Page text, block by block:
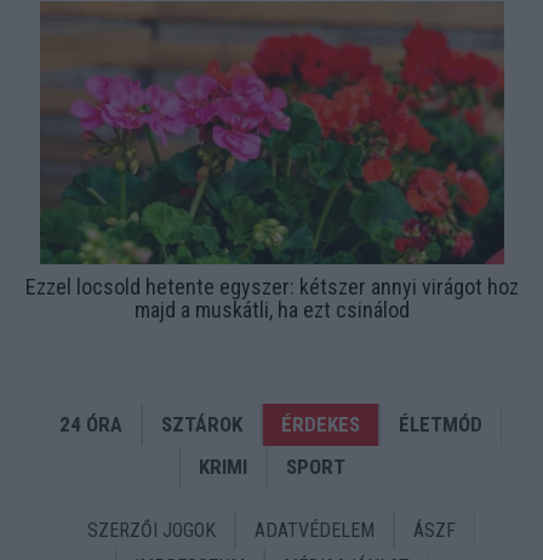
Ezzel locsold hetente egyszer: kétszer annyi virágot hoz
majd a muskátli, ha ezt csinálod
24 ÓRA SZTÁROK ÉRDEKES
ÉLETMÓD
KRIMI
SPORT
SZERZŐI JOGOK ADATVÉDELEM
ÁSZF